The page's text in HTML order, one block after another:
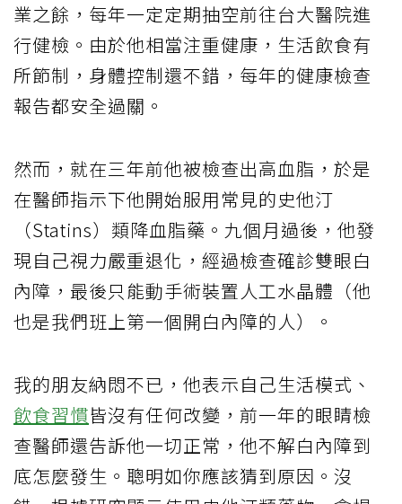
業之餘，每年一定定期抽空前往台大醫院進
行健檢。由於他相當注重健康，生活飲食有
所節制，身體控制還不錯，每年的健康檢查
報告都安全過關。
然而，就在三年前他被檢查出高血脂，於是
在醫師指示下他開始服用常見的史他汀
（Statins）類降血脂藥。九個月過後，他發
現自己視力嚴重退化，經過檢查確診雙眼白
內障，最後只能動手術裝置人工水晶體（他
也是我們班上第一個開白內障的人）。
我的朋友納悶不已，他表示自己生活模式、
飲食習慣皆沒有任何改變，前一年的眼睛檢
查醫師還告訴他一切正常，他不解白內障到
底怎麼發生。聰明如你應該猜到原因。沒